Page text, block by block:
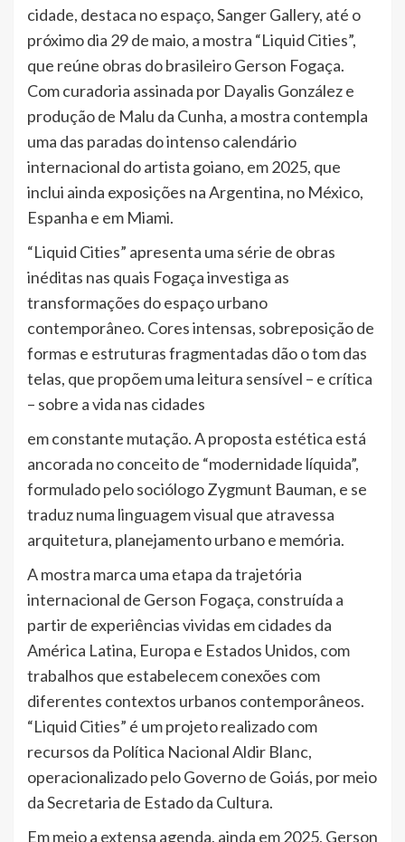
cidade, destaca no espaço, Sanger Gallery, até o
próximo dia 29 de maio, a mostra “Liquid Cities”,
que reúne obras do brasileiro Gerson Fogaça.
Com curadoria assinada por Dayalis González e
produção de Malu da Cunha, a mostra contempla
uma das paradas do intenso calendário
internacional do artista goiano, em 2025, que
inclui ainda exposições na Argentina, no México,
Espanha e em Miami.
“Liquid Cities” apresenta uma série de obras
inéditas nas quais Fogaça investiga as
transformações do espaço urbano
contemporâneo. Cores intensas, sobreposição de
formas e estruturas fragmentadas dão o tom das
telas, que propõem uma leitura sensível – e crítica
– sobre a vida nas cidades
em constante mutação. A proposta estética está
ancorada no conceito de “modernidade líquida”,
formulado pelo sociólogo Zygmunt Bauman, e se
traduz numa linguagem visual que atravessa
arquitetura, planejamento urbano e memória.
A mostra marca uma etapa da trajetória
internacional de Gerson Fogaça, construída a
partir de experiências vividas em cidades da
América Latina, Europa e Estados Unidos, com
trabalhos que estabelecem conexões com
diferentes contextos urbanos contemporâneos.
“Liquid Cities” é um projeto realizado com
recursos da Política Nacional Aldir Blanc,
operacionalizado pelo Governo de Goiás, por meio
da Secretaria de Estado da Cultura.
Em meio a extensa agenda, ainda em 2025, Gerson